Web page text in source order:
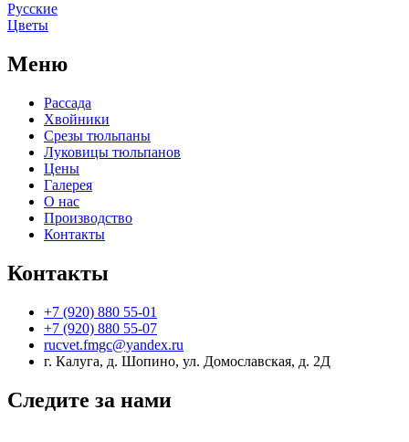
Русские
Цветы
Меню
Рассада
Хвойники
Срезы тюльпаны
Луковицы тюльпанов
Цены
Галерея
О нас
Производство
Контакты
Контакты
+7 (920) 880 55-01
+7 (920) 880 55-07
rucvet.fmgc@yandex.ru
г. Калуга, д. Шопино, ул. Домославская, д. 2Д
Следите за нами